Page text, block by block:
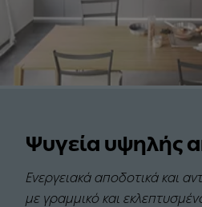
Ψυγεία υψηλής
Ενεργειακά αποδοτικά και
με γραμμικό και